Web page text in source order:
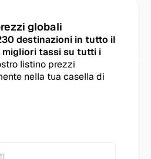
globali
destinazioni in tutto il
migliori tassi su tutti i
listino prezzi
nella tua casella di